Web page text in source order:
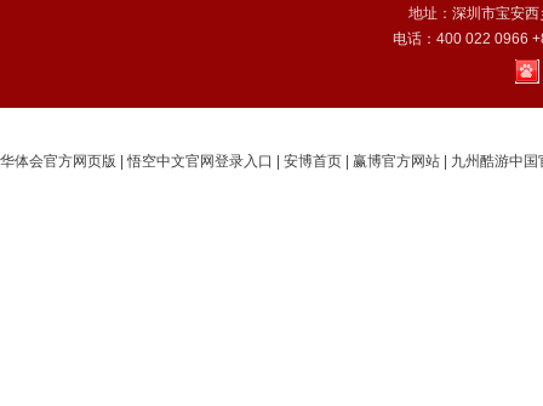
地址：深圳市宝安
电话：400 022 0966
华体会官方网页版 |悟空中文官网登录入口 | 安博首页 | 赢博官方网站 | 九州酷游中国